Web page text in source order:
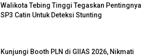
Walikota Tebing Tinggi Tegaskan Pentingnya
SP3 Catin Untuk Deteksi Stunting
Kunjungi Booth PLN di GIIAS 2026, Nikmati